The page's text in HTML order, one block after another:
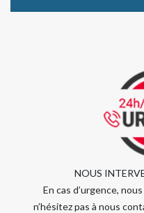
NOUS
En cas d’urgence,
n’hésitez pas à nous